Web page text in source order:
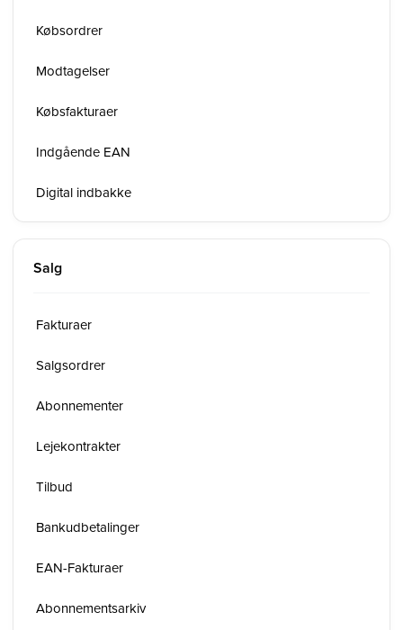
Købsordrer
Modtagelser
Købsfakturaer
Indgående EAN
Digital indbakke
Salg
Fakturaer
Salgsordrer
Abonnementer
Lejekontrakter
Tilbud
Bankudbetalinger
EAN-Fakturaer
Abonnementsarkiv